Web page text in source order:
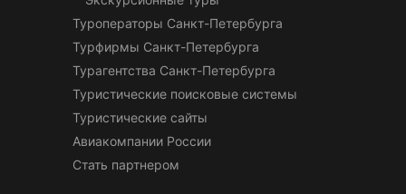
Туроператоры Санкт-Петербурга
Турфирмы Санкт-Петербурга
Турагентства Санкт-Петербурга
Туристические поисковые системы
Туристические сайты
Авиакомпании России
Стать партнером